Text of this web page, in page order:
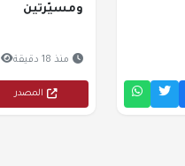
ومسيّرتين
منذ 18 دقيقة
المصدر